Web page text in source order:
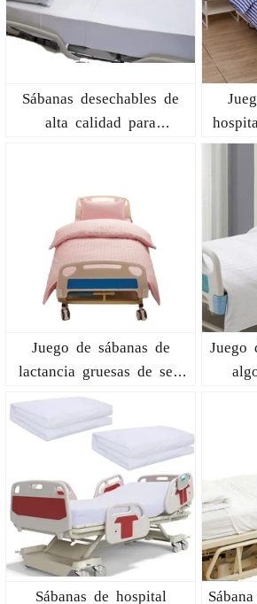
Sábanas desechables de
alta calidad para
Juego de sábanas de
lactancia gruesas de seis
piezas
Juego
Sábanas de hospital